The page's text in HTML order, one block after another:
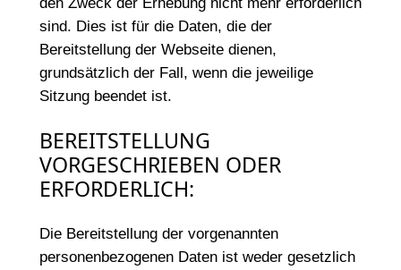
sind. Dies ist für die Daten, die der
Bereitstellung der Webseite dienen,
grundsätzlich der Fall, wenn die jeweilige
Sitzung beendet ist.
BEREITSTELLUNG
VORGESCHRIEBEN ODER
ERFORDERLICH:
Die Bereitstellung der vorgenannten
personenbezogenen Daten ist weder gesetzlich